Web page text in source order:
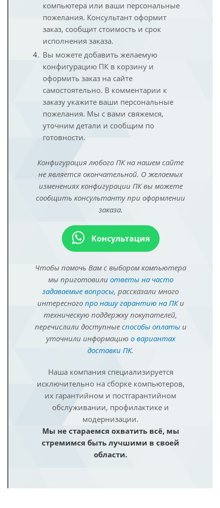
компьютера или ваши персональные
пожелания. Консультант оформит
заказ, сообщит стоимость и срок
исполнения заказа.
Вы можете добавить желаемую
конфигурацию ПК в корзину и
оформить заказ на сайте
самостоятельно. В комментарии к
заказу укажите ваши персональные
пожелания. Мы с вами свяжемся,
уточним детали и сообщим по
готовности.
Конфигурация любого ПК на нашем сайте
не является окончательной. О желаемых
изменениях конфигурации ПК вы можете
сообщить консультанту при оформлении
заказа.
Консультация
Чтобы помочь Вам с выбором компьютера
мы приготовили ответы на часто
задаваемые вопросы, рассказали много
интересного про нашу гарантию на ПКи
техническую поддержку покупателей,
перечислили доступные способы оплатыи
уточнили информацию о вариантах
доставки ПК.
Наша компания специализируется
исключительно на сборке компьютеров,
их гарантийном и постгарантийном
обслуживании, профилактике и
модернизации.
Мы не стараемся охватить всё, мы
стремимся быть лучшими в своей
области.